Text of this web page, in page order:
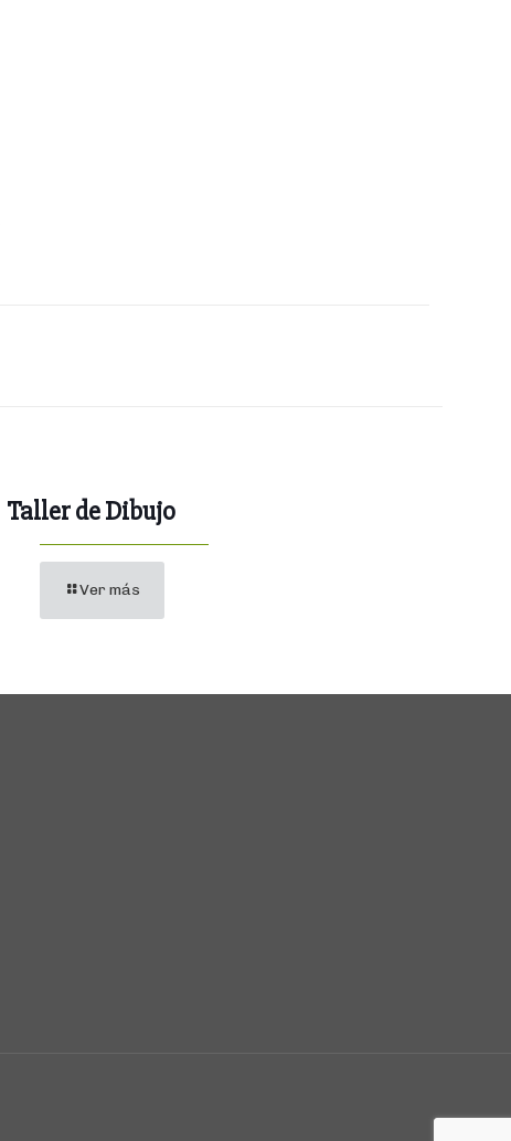
Taller de Dibujo
Ver más